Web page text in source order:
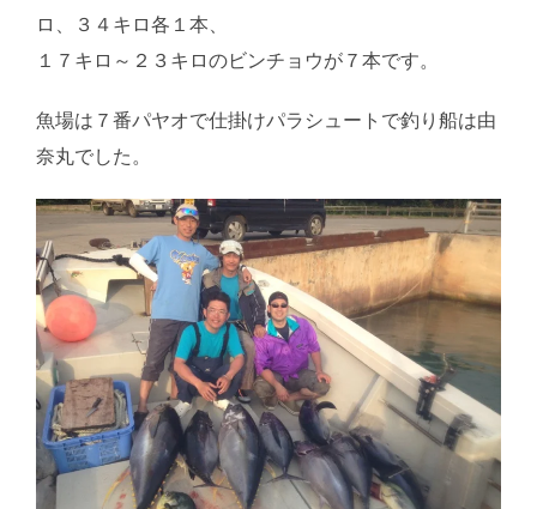
ロ、３４キロ各１本、
１７キロ～２３キロのビンチョウが７本です。
魚場は７番パヤオで仕掛けパラシュートで釣り船は由
奈丸でした。